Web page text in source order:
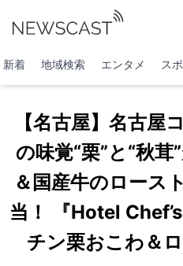
新着 地域検索 エンタメ ス
【名古屋】名古屋
の味覚“栗”と“秋
＆国産牛のロース
当！ 『Hotel
チン栗おこわ＆